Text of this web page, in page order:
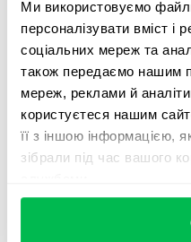
Ми використовуємо
персоналізувати вміст і
соціальних мереж та
також передаємо нашим
мереж, реклами й
користуєтеся нашим
її з іншою інформацією,
зібрали під час вашого
здійснюється
моніторинг фізичних
категорії чутливих
Постійний моніторинг,
захисту даних для
вимогам GDPR.